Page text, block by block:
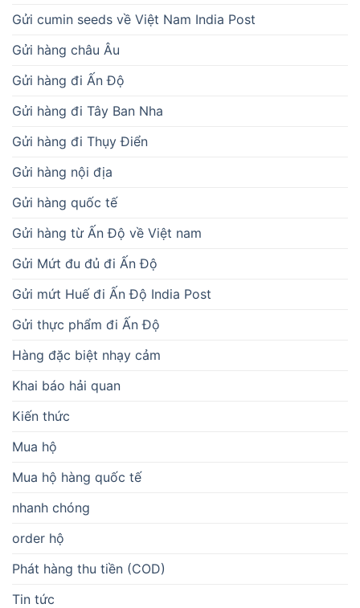
Gửi cumin seeds về Việt Nam India Post
Gửi hàng châu Âu
Gửi hàng đi Ấn Độ
Gửi hàng đi Tây Ban Nha
Gửi hàng đi Thụy Điển
Gửi hàng nội địa
Gửi hàng quốc tế
Gửi hàng từ Ấn Độ về Việt nam
Gửi Mứt đu đủ đi Ấn Độ
Gửi mứt Huế đi Ấn Độ India Post
Gửi thực phẩm đi Ấn Độ
Hàng đặc biệt nhạy cảm
Khai báo hải quan
Kiến thức
Mua hộ
Mua hộ hàng quốc tế
nhanh chóng
order hộ
Phát hàng thu tiền (COD)
Tin tức